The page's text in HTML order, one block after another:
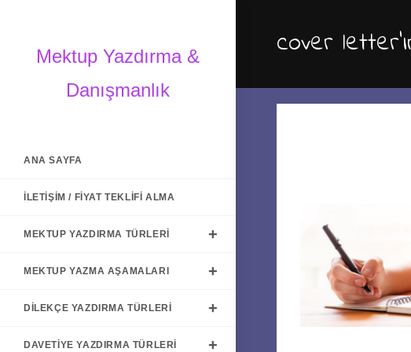
Mektup Yazdırma &
Danışmanlık
ANA SAYFA
İLETIŞIM / FIYAT TEKLIFI ALMA
MEKTUP YAZDIRMA TÜRLERI
MEKTUP YAZMA AŞAMALARI
DILEKÇE YAZDIRMA TÜRLERI
DAVETIYE YAZDIRMA TÜRLERI
cover